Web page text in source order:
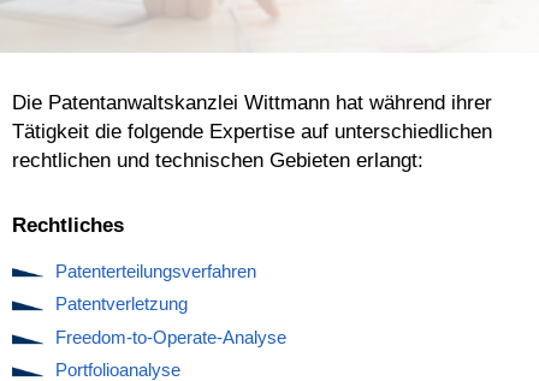
Die Patentanwaltskanzlei Wittmann hat während ihrer
Tätigkeit die folgende Expertise auf unterschiedlichen
rechtlichen und technischen Gebieten erlangt:
Rechtliches
Patenterteilungsverfahren
Patentverletzung
Freedom‐to‐Operate‐Analyse
Portfolioanalyse